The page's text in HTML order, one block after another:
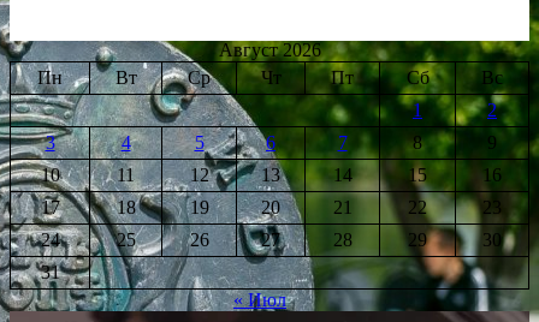
Август 2026
Пн
Вт Ср Чт Пт Сб
Вс
1
2
3
4 5 6 7 8
9
10
11 12 13 14 15
16
17
18 19 20 21 22
23
24
25 26 27 28 29
30
31
« Июл